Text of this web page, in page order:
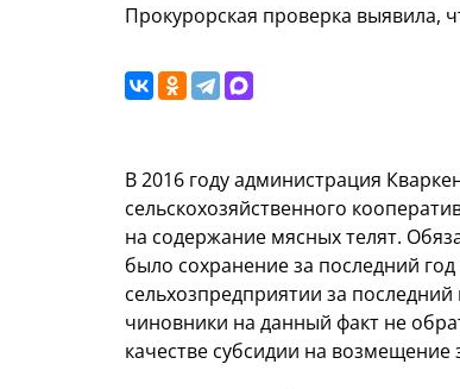
Прокурорская проверка выявила,
В 2016 году администрация
сельскохозяйственного
на содержание мясных телят.
было сохранение за последний
сельхозпредприятии за
чиновники на данный факт не
качестве субсидии на возмещение